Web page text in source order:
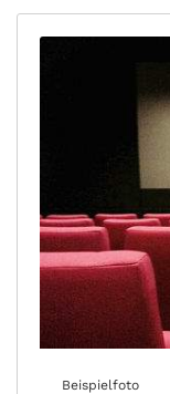
Beispielfoto